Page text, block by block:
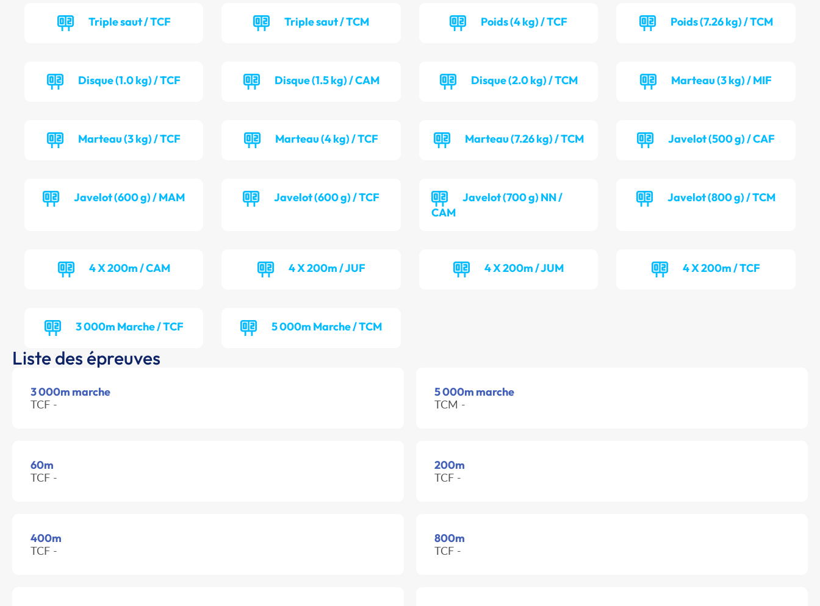
Triple saut / TCF Triple saut / TCM Poids (4 kg) / TCF Poids (7.26 kg) / TCM
Disque (1.0 kg) / TCF Disque (1.5 kg) / CAM Disque (2.0 kg) / TCM Marteau (3 kg) / MIF
Marteau (3 kg) / TCF Marteau (4 kg) / TCF Marteau (7.26 kg) / TCM Javelot (500 g) / CAF
Javelot (600 g) / MAM Javelot (600 g) / TCF
Javelot (700 g) NN /
CAM
Javelot (800 g) / TCM
4 X 200m / CAM 4 X 200m / JUF 4 X 200m / JUM 4 X 200m / TCF
3 000m Marche / TCF 5 000m Marche / TCM
Liste des épreuves
3 000m marche
TCF -
5 000m marche
TCM -
60m
TCF -
200m
TCF -
400m
TCF -
800m
TCF -